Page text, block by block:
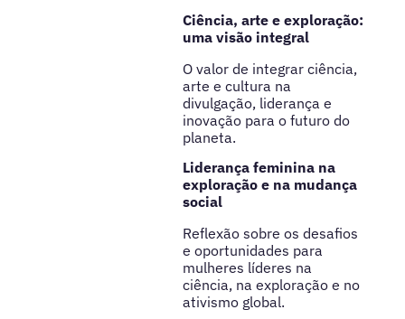
Ciência, arte e exploração:
uma visão integral
O valor de integrar ciência,
arte e cultura na
divulgação, liderança e
inovação para o futuro do
planeta.
Liderança feminina na
exploração e na mudança
social
Reflexão sobre os desafios
e oportunidades para
mulheres líderes na
ciência, na exploração e no
ativismo global.